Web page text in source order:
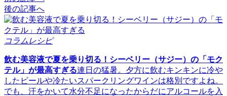
後の記事へ
コラムレシピ
飲む美容液で夏を乗り切る！シーベリー（サジー）の「モク
テル」が最高すぎる連日の猛暑。夕方に飲むキンキンに冷や
したビールや冷たいスパークリングワインは格別ですよね。
でも、汗をかいて水分不足になったからだにアルコールを入